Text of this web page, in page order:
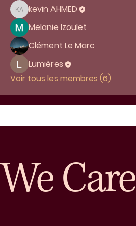
kevin AHMED
kevin AHMED
Melanie Izoulet
Clément Le Marc
Lumières
Voir tous les membres (6)
We Care